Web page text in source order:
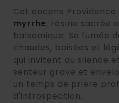
Cet encens
myrrhe, résine sacrée
balsamique. Sa fumée
chaudes, boisées et
qui invitent au silence
senteur grave et
un temps de prière
d'introspection.